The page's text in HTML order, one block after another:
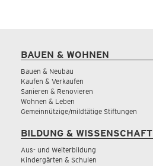
BAUEN & WOHNEN
Bauen & Neubau
Kaufen & Verkaufen
Sanieren & Renovieren
Wohnen & Leben
Gemeinnützige/mildtätige Stiftungen
BILDUNG & WISSENSCHAFT
Aus- und Weiterbildung
Kindergärten & Schulen